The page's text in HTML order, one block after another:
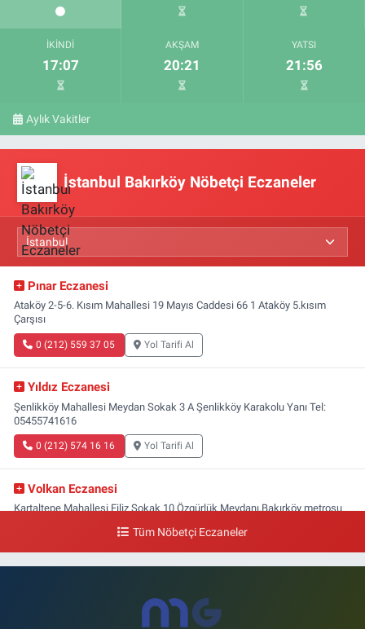
İKINDI
17:07
AKŞAM
20:21
YATSI
21:56
Aylık Vakitler
İstanbul Bakırköy Nöbetçi Eczaneler
Pınar Eczanesi
Ataköy 2-5-6. Kısım Mahallesi 19 Mayıs Caddesi 66 1 Ataköy 5.kısım
Çarşısı
0 (212) 559 37 05 Yol Tarifi Al
Yıldız Eczanesi
Şenlikköy Mahallesi Meydan Sokak 3 A Şenlikköy Karakolu Yanı Tel:
05455741616
0 (212) 574 16 16 Yol Tarifi Al
Volkan Eczanesi
Kartaltepe Mahallesi Filiz Sokak 10 Özgürlük Meydanı,Bakırköy metrosu
Yeşilköy Mahallesi Doğruyol Sokak 7 A Dürümcü Baba'nın Bir Alt
Tüm Nöbetçi Eczaneler